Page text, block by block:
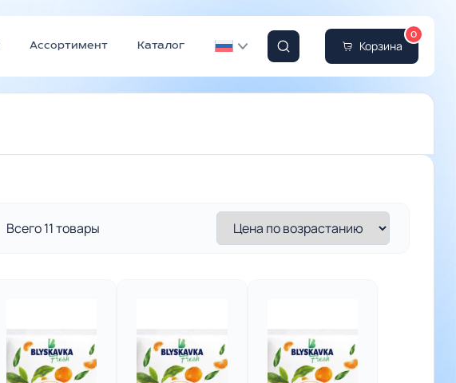
Ассортимент Каталог Корзина
0
Всего 11 товары